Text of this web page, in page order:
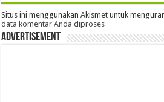
Situs ini menggunakan Akismet untuk
data komentar Anda diproses
Advertisement